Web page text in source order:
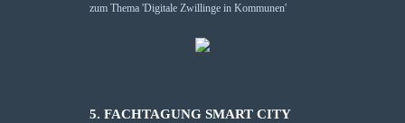
5. FACHTAGUNG SMART CITY